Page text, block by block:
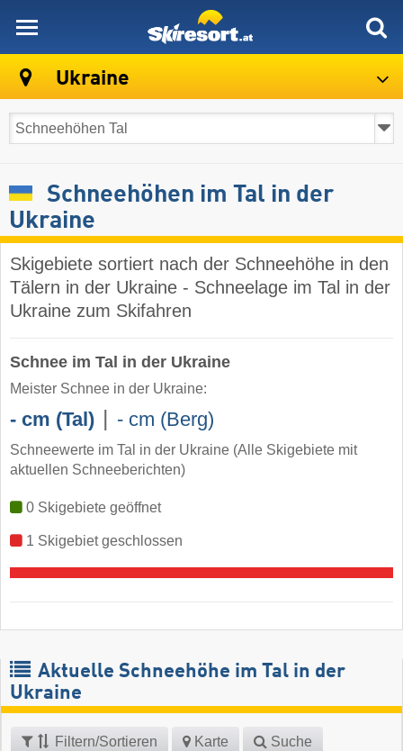
Ukraine
Schneehöhen im Tal in der
Ukraine
Skigebiete sortiert nach der Schneehöhe in den
Tälern in der Ukraine - Schneelage im Tal in der
Ukraine zum Skifahren
Schnee im Tal in der Ukraine
Meister Schnee in der Ukraine:
- cm (Tal) | - cm (Berg)
Schneewerte im Tal in der Ukraine (Alle Skigebiete mit
aktuellen Schneeberichten)
0 Skigebiete geöffnet
1 Skigebiet geschlossen
Aktuelle Schneehöhe im Tal in der
Ukraine
Filtern/Sortieren Karte Suche